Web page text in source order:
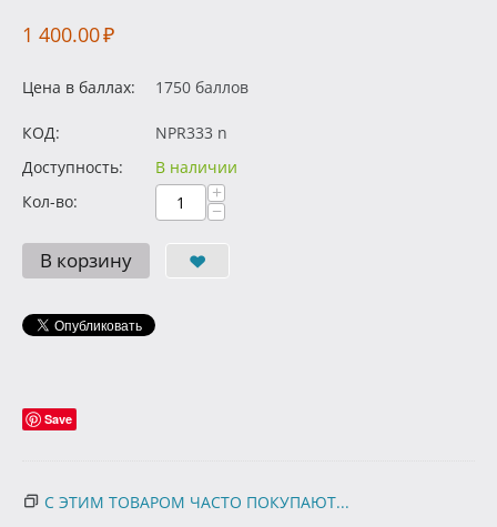
1 400.00₽
Цена в баллах: 1750 баллов
КОД:
NPR333 n
Доступность:
В наличии
Кол-во:
+
−
В корзину
Save
С ЭТИМ ТОВАРОМ ЧАСТО ПОКУПАЮТ...